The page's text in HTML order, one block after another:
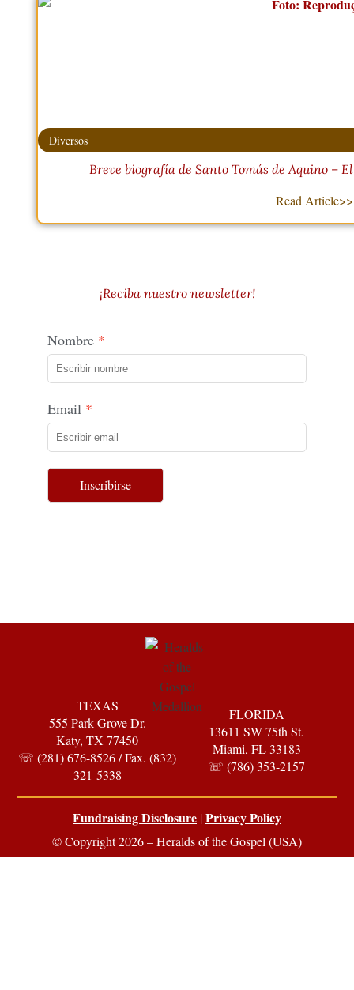
Diversos
Breve biografía de Santo Tomás de Aquino –
Read Article>>
¡Reciba nuestro newsletter!
Nombre
Email
Inscribirse
TEXAS
555 Park Grove Dr.
Katy, TX 77450
☏ (281) 676-8526 / Fax. (832)
321-5338
FLORIDA
13611 SW 75th St.
Miami, FL 33183
☏ (786) 353-2157
Fundraising Disclosure |Privacy Policy
© Copyright 2026 – Heralds of the Gospel (USA)